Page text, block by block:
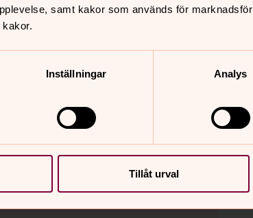
samt kakor som används för
Inställningar Analys
Tillåt urval